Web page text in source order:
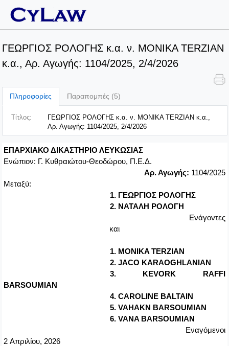
ΓΕΩΡΓΙΟΣ ΡΟΛΟΓΗΣ κ.α. ν. MONIKA TERZIAN
κ.α., Αρ. Αγωγής: 1104/2025, 2/4/2026
Πληροφορίες Παραπομπές (5)
Τίτλος:
ΓΕΩΡΓΙΟΣ ΡΟΛΟΓΗΣ κ.α. ν. MONIKA TERZIAN κ.α.,
Αρ. Αγωγής: 1104/2025, 2/4/2026
ΕΠΑΡΧΙΑΚΟ ΔΙΚΑΣΤΗΡΙΟ ΛΕΥΚΩΣΙΑΣ
Ενώπιον: Γ. Κυθραιώτου-Θεοδώρου, Π.Ε.Δ.
Αρ. Αγωγής: 1104/2025
Μεταξύ:
1. ΓΕΩΡΓΙΟΣ ΡΟΛΟΓΗΣ
2. ΝΑΤΑΛΗ ΡΟΛΟΓΗ
Ενάγοντες
και
1. MONIKA TERZIAN
2. JACO KARAOGHLANIAN
3. KEVORK RAFFI
BARSOUMIAN
4. CAROLINE BALTAIN
5. VAHAKN BARSOUMIAN
6. VANA BARSOUMIAN
Εναγόμενοι
2 Απριλίου, 2026